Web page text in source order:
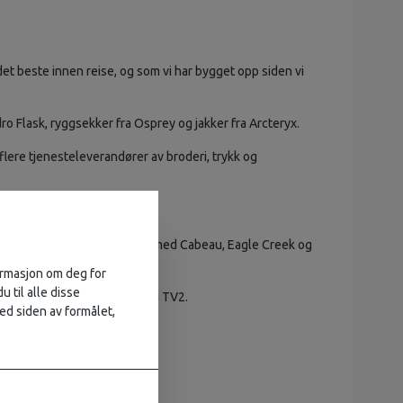
beste innen reise, og som vi har bygget opp siden vi
Flask, ryggsekker fra Osprey og jakker fra Arcteryx.
tjenesteleverandører av broderi, trykk og
distribusjonssamarbeid med Cabeau, Eagle Creek og
tidligere er testvinner i TV2.
om deg for
til alle disse
siden av formålet,